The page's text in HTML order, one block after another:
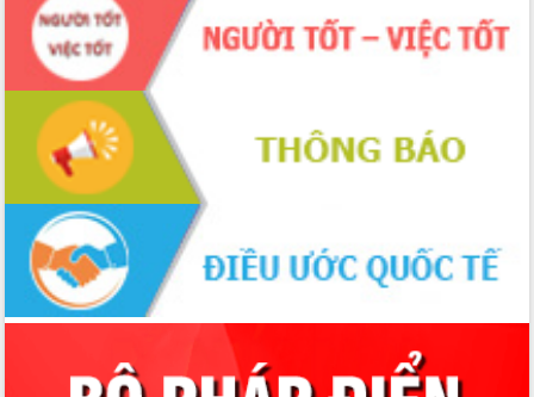
Tập trung nâng cao chất lượng, tổ
chức sản xuất sầu riêng theo hướng
bền vững
Đẩy nhanh công tác khắc phục, ổn
định đời sống Nhân dân sau bão số 13
Bí thư Tỉnh ủy Lương Nguyễn Minh
Triết dự Ngày hội đại đoàn kết tại
Buôn Đăk Tuôr, xã Cư Pui
Khởi công xây dựng Trường Phổ thông
nội trú liên cấp tiểu học và THCS xã Ia
Rvê
Phó Thủ tướng Chính phủ Mai Văn
Chính chia sẻ, động viên người dân
Chủ tịch UBND tỉnh kiểm tra công tác